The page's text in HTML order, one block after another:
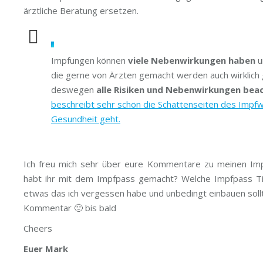
ärztliche Beratung ersetzen.
Impfungen können viele Nebenwirkungen haben
die gerne von Ärzten gemacht werden auch
deswegen alle Risiken und Nebenwirkungen
beschreibt sehr schön die Schattenseiten des
Gesundheit geht.
Ich freu mich sehr über eure Kommentare zu meinen
habt ihr mit dem Impfpass gemacht? Welche Impfpass
etwas das ich vergessen habe und unbedingt einbauen
Kommentar 🙂 bis bald
Cheers
Euer Mark